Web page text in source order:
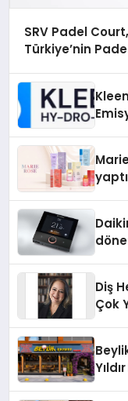
SRV Padel
Türkiye’nin
yaptı
Diş
Çok